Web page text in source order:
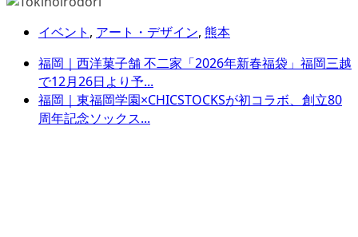
イベント , アート・デザイン, 熊本
福岡｜西洋菓子舗 不二家「2026年新春福袋」福岡三越
で12月26日より予...
福岡｜東福岡学園×CHICSTOCKSが初コラボ、創立80
周年記念ソックス...